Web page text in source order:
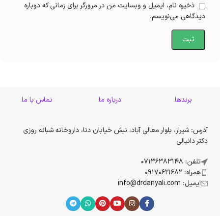
ذخیره نام، ایمیل و وبسایت من در مرورگر برای زمانی که دوباره
دیدگاهی می‌نویسم.
برندها درباره ما تماس با ما
آدرس: شیراز، بلوار معالی آباد، نبش خیابان دنا، داروخانه شبانه روزی
دکتر دانیالی
تلفن: 07136383148
همراه: 09170621682
ایمیل: info@drdanyali.com